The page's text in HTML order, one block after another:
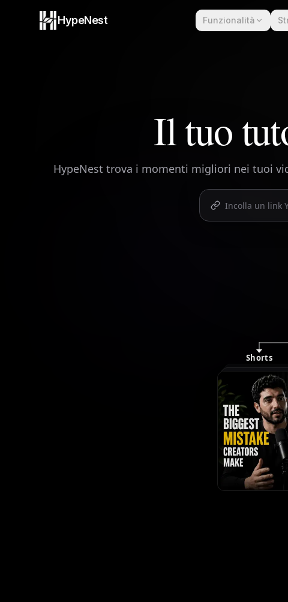
HypeNest Funzionalità
Il tuo
HypeNest trova i momenti migliori nei tuoi
Shorts